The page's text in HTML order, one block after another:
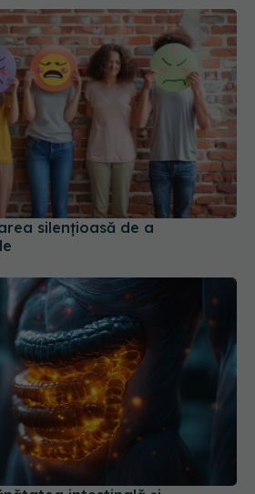
silențioasă de a